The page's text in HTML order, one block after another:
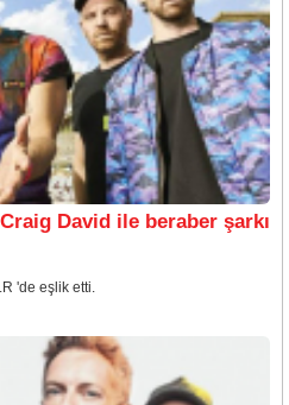
David ile beraber şarkı
'de eşlik etti.